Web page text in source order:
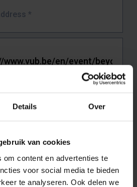
Details Over
van cookies
om content en advertenties te
voor social media te bieden
te analyseren. Ook delen we
*
the page where you encountered the error.